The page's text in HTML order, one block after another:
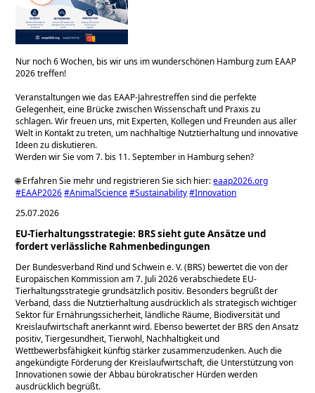
Nur noch 6 Wochen, bis wir uns im wunderschönen Hamburg zum EAAP
2026 treffen!
Veranstaltungen wie das EAAP-Jahrestreffen sind die perfekte
Gelegenheit, eine Brücke zwischen Wissenschaft und Praxis zu
schlagen. Wir freuen uns, mit Experten, Kollegen und Freunden aus aller
Welt in Kontakt zu treten, um nachhaltige Nutztierhaltung und innovative
Ideen zu diskutieren.
Werden wir Sie vom 7. bis 11. September in Hamburg sehen?
🌐 Erfahren Sie mehr und registrieren Sie sich hier:eaap2026.org
#EAAP2026#AnimalScience#Sustainability#Innovation
25.07.2026
EU-Tierhaltungsstrategie: BRS sieht gute Ansätze und
fordert verlässliche Rahmenbedingungen
Der Bundesverband Rind und Schwein e. V. (BRS) bewertet die von der
Europäischen Kommission am 7. Juli 2026 verabschiedete EU-
Tierhaltungsstrategie grundsätzlich positiv. Besonders begrüßt der
Verband, dass die Nutztierhaltung ausdrücklich als strategisch wichtiger
Sektor für Ernährungssicherheit, ländliche Räume, Biodiversität und
Kreislaufwirtschaft anerkannt wird. Ebenso bewertet der BRS den Ansatz
positiv, Tiergesundheit, Tierwohl, Nachhaltigkeit und
Wettbewerbsfähigkeit künftig stärker zusammenzudenken. Auch die
angekündigte Förderung der Kreislaufwirtschaft, die Unterstützung von
Innovationen sowie der Abbau bürokratischer Hürden werden
ausdrücklich begrüßt.